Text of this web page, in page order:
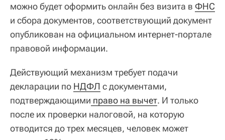
можно будет оформить онлайн без визита в ФНС
и сбора документов, соответствующий документ
опубликован на официальном интернет-портале
правовой информации.
Действующий механизм требует подачи
декларации по НДФЛ с документами,
подтверждающими право на вычет. И только
после их проверки налоговой, на которую
отводится до трех месяцев, человек может